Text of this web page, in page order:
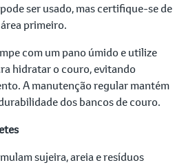
ser usado, mas certifique-se de
primeiro.
com um pano úmido e utilize
hidratar o couro, evitando
A manutenção regular mantém
dos bancos de couro.
sujeira, areia e resíduos